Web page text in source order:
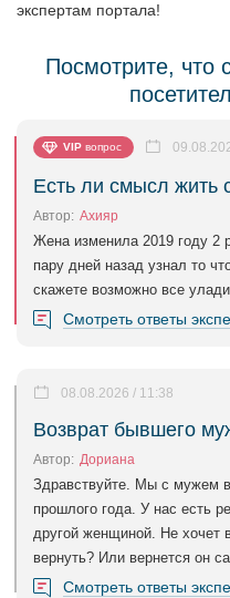
экспертам портала!
Посмотрите, что
VIP вопрос
Есть ли смысл жить
Автор: Ахияр
Жена изменила 2019 году 2
пару дней назад узнал то
скажете возможно все
Смотреть ответы
Возврат бывшего
08.08.2026 / 11:38
Автор: Дориана
Здравствуйте. Мы с мужем
прошлого года. У нас есть
другой женщиной. Не хочет
вернуть? Или вернется он
Смотреть ответы